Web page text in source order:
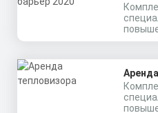
Коэффициент мощности не менее:
Материал корпуса:
алюминиевый профиль
(анодированный), вторичная
оптика из акрила (ПММА) с
Цена по запросу
Получить КП за 15
Скачать